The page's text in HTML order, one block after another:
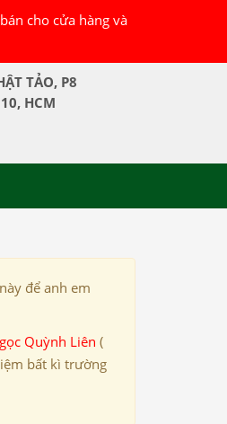
cho cửa hàng và
TẢO, P8
HCM
để anh em
Quỳnh Liên (
bất kì trường